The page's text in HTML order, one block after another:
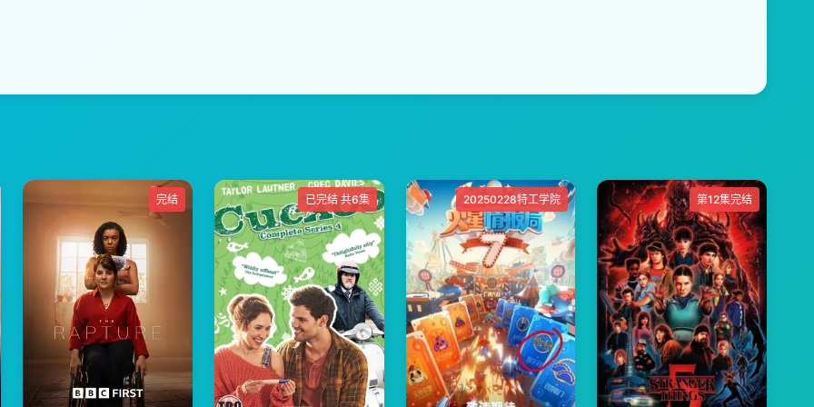
完结 已完结 共6集 20250228特工学院 第12集完结